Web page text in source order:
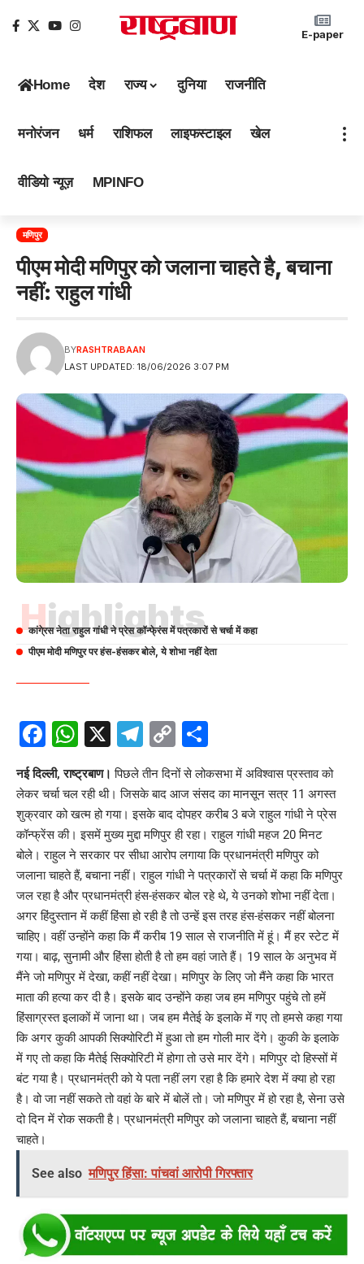
E-paper
Home देश राज्य दुनिया राजनीति
मनोरंजन धर्म राशिफल लाइफस्टाइल खेल
वीडियो न्यूज़ MPINFO
मणिपुर
पीएम मोदी मणिपुर को जलाना चाहते है, बचाना
नहीं: राहुल गांधी
LAST UPDATED: 18/06/2026 3:07 PM
BYRASHTRABAAN
Highlights
कांगे्रस नेता राहुल गांधी ने प्रेस कॉन्फे्रंस में पत्रकारों से चर्चा में कहा
पीएम मोदी मणिपुर पर हंस-हंसकर बोले, ये शोभा नहीं देता
Facebook
WhatsApp
X Telegram
Copy
Link
नई दिल्ली, राष्ट्रबाण। पिछले तीन दिनों से लोकसभा में अविश्वास प्रस्ताव को
लेकर चर्चा चल रही थी। जिसके बाद आज संसद का मानसून सत्र 11 अगस्त
शुक्रवार को खत्म हो गया। इसके बाद दोपहर करीब 3 बजे राहुल गांधी ने प्रेस
कॉन्फ्रेंस की। इसमें मुख्य मुद्दा मणिपुर ही रहा। राहुल गांधी महज 20 मिनट
बोले। राहुल ने सरकार पर सीधा आरोप लगाया कि प्रधानमंत्री मणिपुर को
जलाना चाहते हैं, बचाना नहीं। राहुल गांधी ने पत्रकारों से चर्चा में कहा कि मणिपुर
जल रहा है और प्रधानमंत्री हंस-हंसकर बोल रहे थे, ये उनको शोभा नहीं देता।
अगर हिंदुस्तान में कहीं हिंसा हो रही है तो उन्हें इस तरह हंस-हंसकर नहीं बोलना
चाहिए। वहीं उन्होंने कहा कि मैं करीब 19 साल से राजनीति में हूं। मैं हर स्टेट में
गया। बाढ़, सुनामी और हिंसा होती है तो हम वहां जाते हैं। 19 साल के अनुभव में
मैंने जो मणिपुर में देखा, कहीं नहीं देखा। मणिपुर के लिए जो मैंने कहा कि भारत
माता की हत्या कर दी है। इसके बाद उन्होंने कहा जब हम मणिपुर पहुंचे तो हमें
हिंसाग्रस्त इलाकों में जाना था। जब हम मैतेई के इलाके में गए तो हमसे कहा गया
कि अगर कुकी आपकी सिक्योरिटी में हुआ तो हम गोली मार देंगे। कुकी के इलाके
में गए तो कहा कि मैतेई सिक्योरिटी में होगा तो उसे मार देंगे। मणिपुर दो हिस्सों में
बंट गया है। प्रधानमंत्री को ये पता नहीं लग रहा है कि हमारे देश में क्या हो रहा
है। वो जा नहीं सकते तो वहां के बारे में बोलें तो। जो मणिपुर में हो रहा है, सेना उसे
दो दिन में रोक सकती है। प्रधानमंत्री मणिपुर को जलाना चाहते हैं, बचाना नहीं
चाहते।
See also मणिपुर हिंसा: पांचवां आरोपी गिरफ्तार